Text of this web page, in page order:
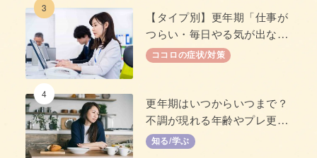
3
【タイプ別】更年期「仕事が
つらい・毎日やる気が出な
い」原因と対策
ココロの症状/対策
4
更年期はいつからいつまで？
不調が現れる年齢やプレ更年
期について
知る/学ぶ